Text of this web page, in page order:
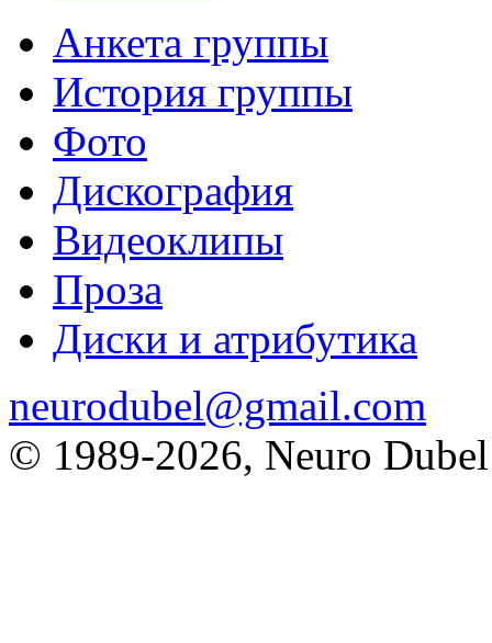
Анкета группы
История группы
Фото
Дискография
Видеоклипы
Проза
Диски и атрибутика
neurodubel@gmail.com
© 1989-2026, Neuro Dubel